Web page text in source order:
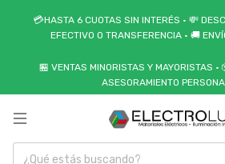
💳HASTA 6 CUOTAS SIN INTERÉS • 💸
EFECTIVO O TRANSFERENCIA • 🚚
🏪 VENTAS MINORISTAS Y MAYORISTAS •
ASESORAMIENTO